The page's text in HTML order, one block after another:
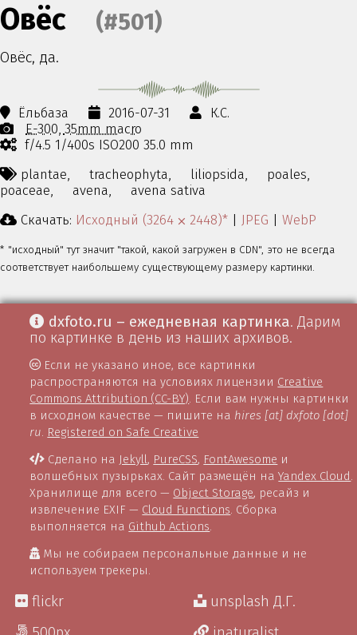
Овёс (#501)
Овёс, да.
Ёльбаза 2016-07-31
К.С.
E-300 35mm macro
f/4.5 1/400s ISO200 35.0 mm
plantae,
tracheophyta, liliopsida,
poales,
poaceae,
avena,
avena sativa
Скачать: Исходный (3264 ⨉ 2448)* | JPEG | WebP
* "исходный" тут значит "такой, какой загружен в CDN", это не всегда
соответствует наибольшему существующему размеру картинки.
dxfoto.ru – ежедневная картинка. Дарим
по картинке в день из наших архивов.
Если не указано иное, все картинки
распространяются на условиях лицензии Creative
Commons Attribution (CC-BY). Если вам нужны картинки
в исходном качестве — пишите на hires [at] dxfoto [dot]
ru. Registered on Safe Creative
Сделано на Jekyll, PureCSS, FontAwesome и
волшебных пузырьках. Сайт размещён наYandex Cloud .
Хранилище для всего — Object Storage, ресайз и
извлечение EXIF — Cloud Functions. Сборка
выполняется на Github Actions.
Мы не собираем персональные данные и не
используем трекеры.
flickr
unsplash Д.Г.